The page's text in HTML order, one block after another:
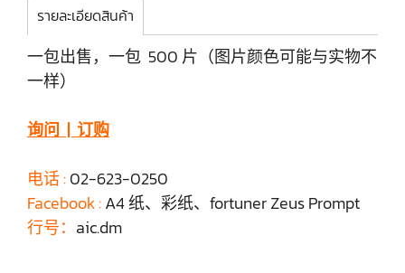
รายละเอียดสินค้า
一包出售，一包 500 片（图片颜色可能与实物不
一样）
询问 | 订购
电话 :02-623-0250
Facebook :A4 纸、彩纸、fortuner Zeus Prompt
行号： aic.dm